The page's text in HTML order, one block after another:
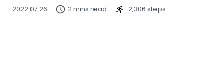
2022.07.26 2 mins read 2,306 steps